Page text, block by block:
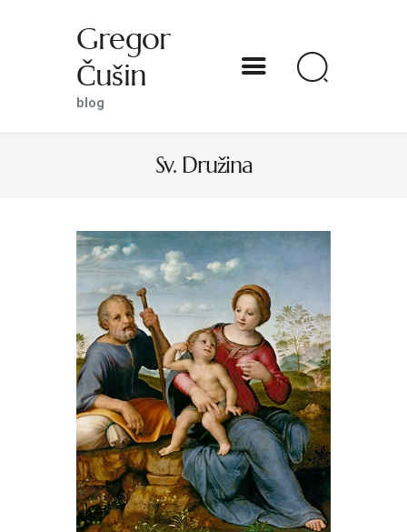
Gregor
Čušin
blog
Sv. Družina
O MENI
S SVETNIKOM NA TI
PREDSTAVE
KNJIGE
KONTAKT